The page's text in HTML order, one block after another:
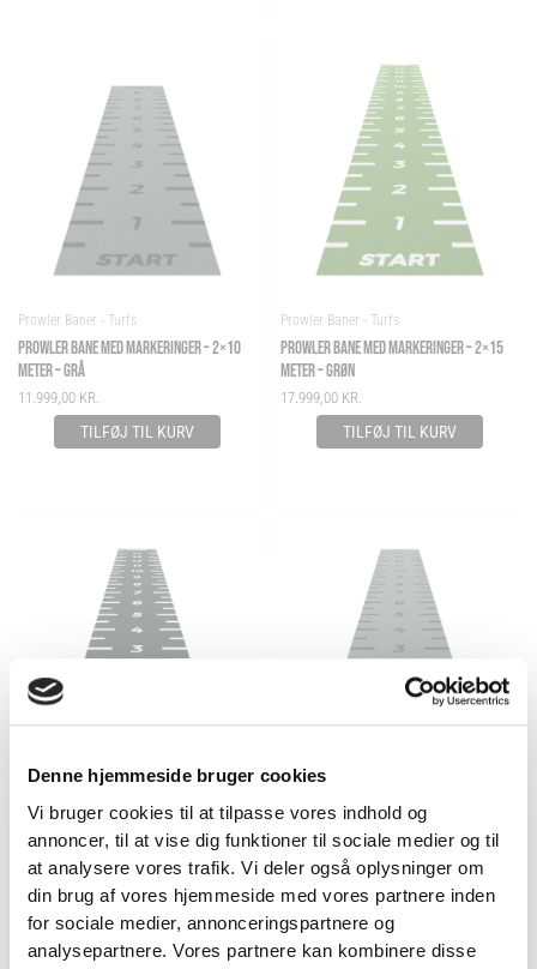
Denne hjemmeside bruger cookies
Vi bruger cookies til at tilpasse vores indhold og
annoncer, til at vise dig funktioner til sociale medier og til
at analysere vores trafik. Vi deler også oplysninger om
din brug af vores hjemmeside med vores partnere inden
for sociale medier, annonceringspartnere og
analysepartnere. Vores partnere kan kombinere disse
Prowler Baner - Turfs
PROWLER BANE MED MARKERINGER – 2×10
METER – GRÅ
11.999,00 KR.
TILFØJ TIL KURV
Prowler Baner - Turfs
PROWLER BANE MED MARKERINGER – 2×15
METER – GRØN
17.999,00 KR.
TILFØJ TIL KURV
Prowler Baner - Turfs
PROWLER BANE MED MARKERINGER – 2×15
METER – SORT
KR.
TILFØJ TIL KURV
Prowler Baner - Turfs
PROWLER BANE MED MARKERINGER – 2×15
METER – GRÅ
17.999,00
TILFØJ TIL KURV
VIND 2 VALGFRIE HÅNDVÆGTE 💥
Tilmeld dig nyhedsbrevet og deltag i
konkurrencen om 2 valgfrie
håndvægte. (Vælg selv vægten –